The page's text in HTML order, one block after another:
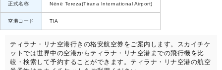
正式名称 Nënë Tereza(Tirana International Airport)
空港コード TIA
ティラナ・リナ空港行きの格安航空券をご案内します。スカイチケ
ットでは世界中の空港からティラナ・リナ空港までの飛行機を比
較・検索して予約することができます。ティラナ・リナ空港の航空